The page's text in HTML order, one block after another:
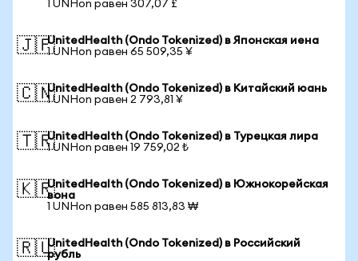
1 UNHon равен 307,07 £
🇯🇵UnitedHealth (Ondo Tokenized) в Японская иена
1 UNHon равен 65 509,35 ¥
🇨🇳UnitedHealth (Ondo Tokenized) в Китайский юань
1 UNHon равен 2 793,81 ¥
🇹🇷UnitedHealth (Ondo Tokenized) в Турецкая лира
1 UNHon равен 19 759,02 ₺
🇰🇷UnitedHealth (Ondo Tokenized) в Южнокорейская
вона
1 UNHon равен 585 813,83 ₩
🇷🇺UnitedHealth (Ondo Tokenized) в Российский
рубль